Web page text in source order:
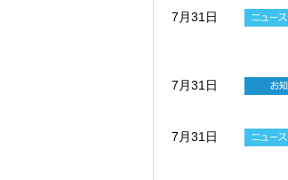
7月31日
7月31日
7月31日